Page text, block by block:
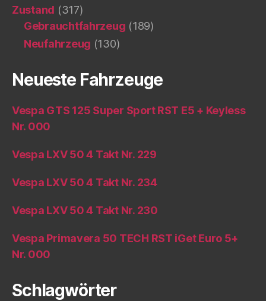
Zustand (317)
Gebrauchtfahrzeug (189)
Neufahrzeug (130)
Neueste Fahrzeuge
Vespa GTS 125 Super Sport RST E5 + Keyless
Nr. 000
Vespa LXV 50 4 Takt Nr. 229
Vespa LXV 50 4 Takt Nr. 234
Vespa LXV 50 4 Takt Nr. 230
Vespa Primavera 50 TECH RST iGet Euro 5+
Nr. 000
Schlagwörter